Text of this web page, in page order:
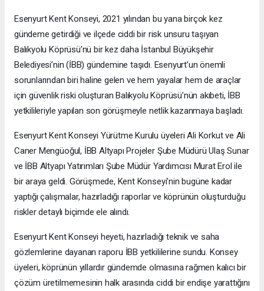
Esenyurt Kent Konseyi, 2021 yılından bu yana birçok kez
gündeme getirdiği ve ilçede ciddi bir risk unsuru taşıyan
Balıkyolu Köprüsü’nü bir kez daha İstanbul Büyükşehir
Belediyesi’nin (İBB) gündemine taşıdı. Esenyurt’un önemli
sorunlarından biri haline gelen ve hem yayalar hem de araçlar
için güvenlik riski oluşturan Balıkyolu Köprüsü’nün akıbeti, İBB
yetkilileriyle yapılan son görüşmeyle netlik kazanmaya başladı.
Esenyurt Kent Konseyi Yürütme Kurulu üyeleri Ali Korkut ve Ali
Caner Mengüoğul, İBB Altyapı Projeler Şube Müdürü Ulaş Sunar
ve İBB Altyapı Yatırımları Şube Müdür Yardımcısı Murat Erol ile
bir araya geldi. Görüşmede, Kent Konseyi'nin bugüne kadar
yaptığı çalışmalar, hazırladığı raporlar ve köprünün oluşturduğu
riskler detaylı biçimde ele alındı.
Esenyurt Kent Konseyi heyeti, hazırladığı teknik ve saha
gözlemlerine dayanan raporu İBB yetkililerine sundu. Konsey
üyeleri, köprünün yıllardır gündemde olmasına rağmen kalıcı bir
çözüm üretilmemesinin halk arasında ciddi bir endişe yarattığını